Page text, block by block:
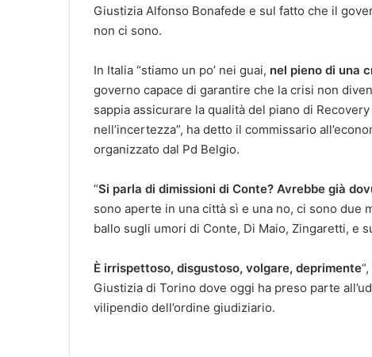
Giustizia Alfonso Bonafede e sul fatto che il
non ci sono.
In Italia “stiamo un po’ nei guai, nel pieno di una
governo capace di garantire che la crisi non
sappia assicurare la qualità del piano di
nell’incertezza”, ha detto il commissario
organizzato dal Pd Belgio.
“Si parla di dimissioni di Conte? Avrebbe già
sono aperte in una città sì e una no, ci sono due
ballo sugli umori di Conte, Di Maio, Zingaretti, e
È irrispettoso, disgustoso, volgare, deprimente
Giustizia di Torino dove oggi ha preso parte
vilipendio dell’ordine giudiziario.